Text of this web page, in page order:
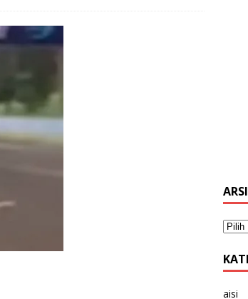
aisi